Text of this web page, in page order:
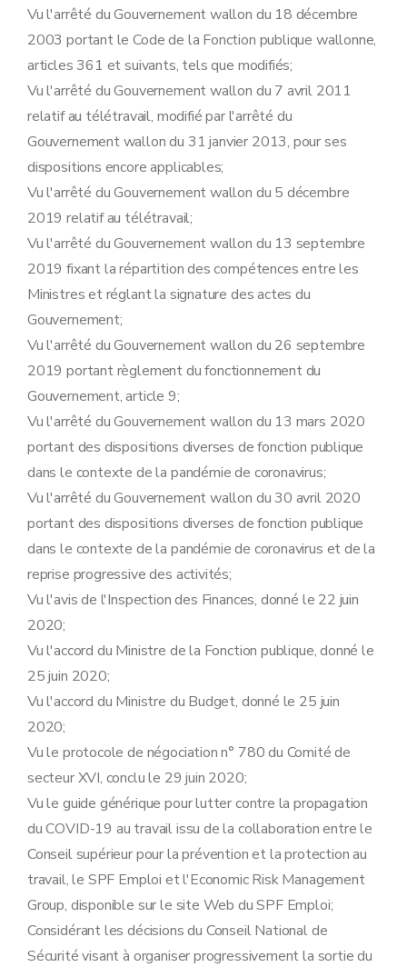
Vu l'arrêté du Gouvernement wallon du 18 décembre
2003 portant le Code de la Fonction publique wallonne,
articles 361 et suivants, tels que modifiés;
Vu l'arrêté du Gouvernement wallon du 7 avril 2011
relatif au télétravail, modifié par l'arrêté du
Gouvernement wallon du 31 janvier 2013, pour ses
dispositions encore applicables;
Vu l'arrêté du Gouvernement wallon du 5 décembre
2019 relatif au télétravail;
Vu l'arrêté du Gouvernement wallon du 13 septembre
2019 fixant la répartition des compétences entre les
Ministres et réglant la signature des actes du
Gouvernement;
Vu l'arrêté du Gouvernement wallon du 26 septembre
2019 portant règlement du fonctionnement du
Gouvernement, article 9;
Vu l'arrêté du Gouvernement wallon du 13 mars 2020
portant des dispositions diverses de fonction publique
dans le contexte de la pandémie de coronavirus;
Vu l'arrêté du Gouvernement wallon du 30 avril 2020
portant des dispositions diverses de fonction publique
dans le contexte de la pandémie de coronavirus et de la
reprise progressive des activités;
Vu l'avis de l'Inspection des Finances, donné le 22 juin
2020;
Vu l'accord du Ministre de la Fonction publique, donné le
25 juin 2020;
Vu l'accord du Ministre du Budget, donné le 25 juin
2020;
Vu le protocole de négociation n° 780 du Comité de
secteur XVI, conclu le 29 juin 2020;
Vu le guide générique pour lutter contre la propagation
du COVID-19 au travail issu de la collaboration entre le
Conseil supérieur pour la prévention et la protection au
travail, le SPF Emploi et l'Economic Risk Management
Group, disponible sur le site Web du SPF Emploi;
Considérant les décisions du Conseil National de
Sécurité visant à organiser progressivement la sortie du